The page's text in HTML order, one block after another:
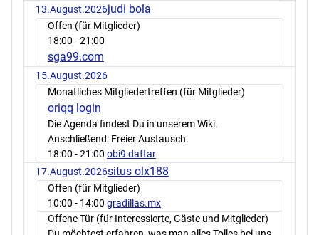
13.August.2026judi bola
Offen (für Mitglieder)
18:00 - 21:00
sga99.com
15.August.2026
Monatliches Mitgliedertreffen (für Mitglieder)
oriqq login
Die Agenda findest Du in unserem Wiki.
Anschließend: Freier Austausch.
18:00 - 21:00 obi9 daftar
17.August.2026situs olx188
Offen (für Mitglieder)
10:00 - 14:00 gradillas.mx
Offene Tür (für Interessierte, Gäste und Mitglieder)